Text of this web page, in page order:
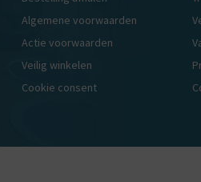
Algemene voorwaarden
Actie voorwaarden
Veilig winkelen
Cookie consent